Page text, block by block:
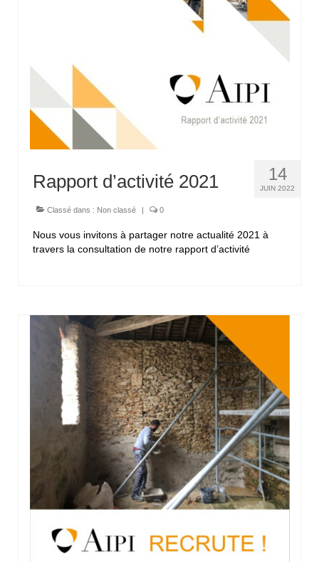
14
JUIN 2022
Rapport d’activité 2021
Classé dans : Non classé | 0
Nous vous invitons à partager notre actualité 2021 à
travers la consultation de notre rapport d’activité